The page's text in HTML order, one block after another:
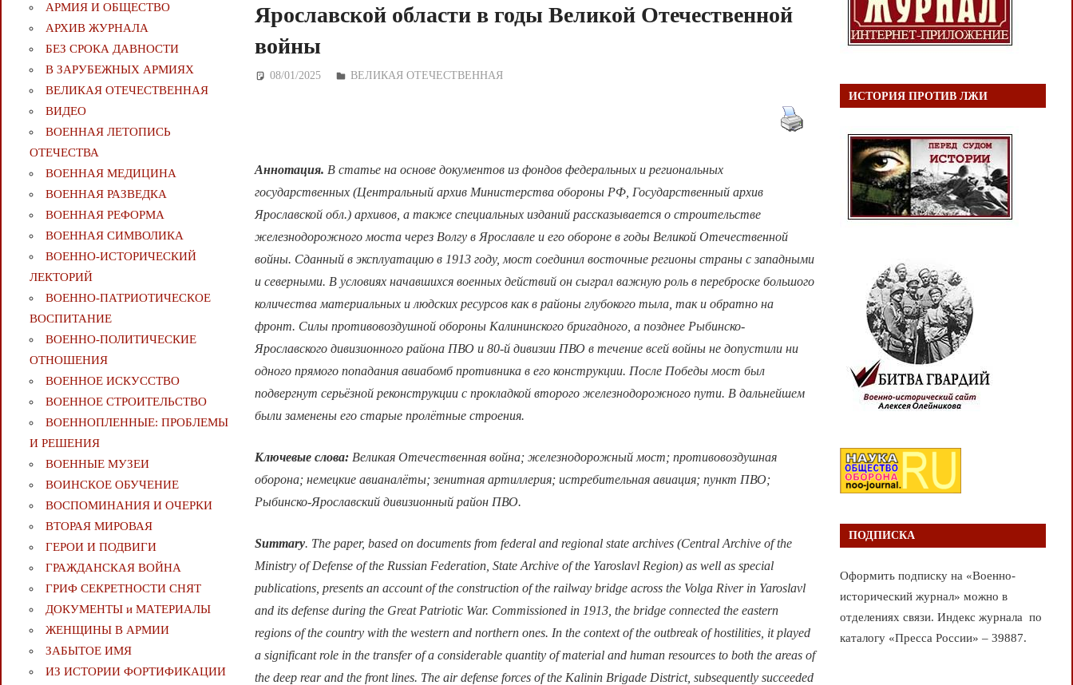
Ярославской области в годы Великой Отечественной
войны
08/01/2025 Дежурный по Редакции
ВЕЛИКАЯ ОТЕЧЕСТВЕННАЯ
Аннотация. В статье на основе документов из фондов федеральных и региональных
государственных (Центральный архив Министерства обороны РФ, Государственный архив
Ярославской обл.) архивов, а также специальных изданий рассказывается о строительстве
железнодорожного моста через Волгу в Ярославле и его обороне в годы Великой Отечественной
войны. Сданный в эксплуатацию в 1913 году, мост соединил восточные регионы страны с западными
и северными. В условиях начавшихся военных действий он сыграл важную роль в переброске большого
количества материальных и людских ресурсов как в районы глубокого тыла, так и обратно на
фронт. Силы противовоздушной обороны Калининского бригадного, а позднее Рыбинско-
Ярославского дивизионного района ПВО и 80-й дивизии ПВО в течение всей войны не допустили ни
одного прямого попадания авиабомб противника в его конструкции. После Победы мост был
подвергнут серьёзной реконструкции с прокладкой второго железнодорожного пути. В дальнейшем
были заменены его старые пролётные строения.
Ключевые слова: Великая Отечественная война; железнодорожный мост; противовоздушная
оборона; немецкие авианалёты; зенитная артиллерия; истребительная авиация; пункт ПВО;
Рыбинско-Ярославский дивизионный район ПВО.
Summary. The paper, based on documents from federal and regional state archives (Central Archive of the
Ministry of Defense of the Russian Federation, State Archive of the Yaroslavl Region) as well as special
publications, presents an account of the construction of the railway bridge across the Volga River in Yaroslavl
and its defense during the Great Patriotic War. Commissioned in 1913, the bridge connected the eastern
regions of the country with the western and northern ones. In the context of the outbreak of hostilities, it played
a significant role in the transfer of a considerable quantity of material and human resources to both the areas of
the deep rear and the front lines. The air defense forces of the Kalinin Brigade District, subsequently succeeded
АРМИЯ И ОБЩЕСТВО
АРХИВ ЖУРНАЛА
БЕЗ СРОКА ДАВНОСТИ
В ЗАРУБЕЖНЫХ АРМИЯХ
ВЕЛИКАЯ ОТЕЧЕСТВЕННАЯ
ВИДЕО
ВОЕННАЯ ЛЕТОПИСЬ
ОТЕЧЕСТВА
ВОЕННАЯ МЕДИЦИНА
ВОЕННАЯ РАЗВЕДКА
ВОЕННАЯ РЕФОРМА
ВОЕННАЯ СИМВОЛИКА
ВОЕННО-ИСТОРИЧЕСКИЙ
ЛЕКТОРИЙ
ВОЕННО-ПАТРИОТИЧЕСКОЕ
ВОСПИТАНИЕ
ВОЕННО-ПОЛИТИЧЕСКИE
ОТНОШЕНИЯ
ВОЕННОЕ ИСКУССТВО
ВОЕННОЕ СТРОИТЕЛЬСТВО
ВОЕННОПЛЕННЫЕ: ПРОБЛЕМЫ
И РЕШЕНИЯ
ВОЕННЫЕ МУЗЕИ
ВОИНСКОЕ ОБУЧЕНИЕ
ВОСПОМИНАНИЯ И ОЧЕРКИ
ВТОРАЯ МИРОВАЯ
ГЕРОИ И ПОДВИГИ
ГРАЖДАНСКАЯ ВОЙНА
ГРИФ СЕКРЕТНОСТИ СНЯТ
ДОКУМЕНТЫ и МАТЕРИАЛЫ
ЖЕНЩИНЫ В АРМИИ
ЗАБЫТОЕ ИМЯ
ИЗ ИСТОРИИ ФОРТИФИКАЦИИ
ИСТОРИЯ ПРОТИВ ЛЖИ
ПОДПИСКА
Оформить подписку на «Военно-
исторический журнал» можно в
отделениях связи. Индекс журнала по
каталогу «Пресса России» – 39887.